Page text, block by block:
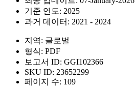
기준 연도: 2025
과거 데이터: 2021 - 2024
지역: 글로벌
형식: PDF
보고서 ID: GGI102366
SKU ID: 23652299
페이지 수: 109